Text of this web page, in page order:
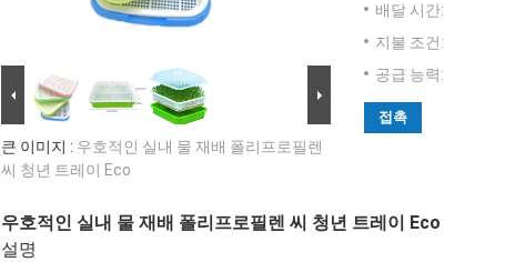
큰 이미지 : 우호적인 실내 물 재배 폴리프로필렌
씨 청년 트레이 Eco
배달 시간:
지불 조건:
공급 능력:
접촉
우호적인 실내 물 재배 폴리프로필렌 씨 청년 트레이 Eco
설명